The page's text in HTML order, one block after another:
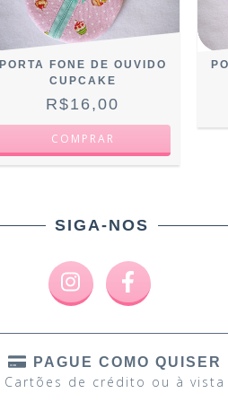
PORTA FONE DE OUVIDO
CUPCAKE
R$16,00
SIGA-NOS
PAGUE COMO QUISER
Cartões de crédito ou à vista